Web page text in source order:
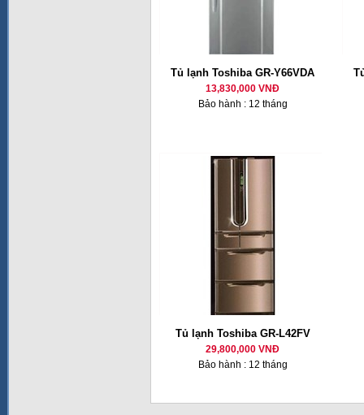
Tủ lạnh Toshiba GR-Y66VDA
13,830,000 VNĐ
Bảo hành : 12 tháng
Tủ lạnh Toshiba GR-L42FV
29,800,000 VNĐ
Bảo hành : 12 tháng